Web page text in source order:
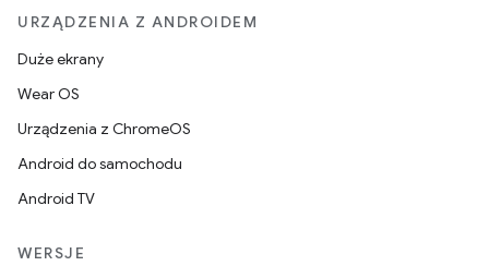
URZĄDZENIA Z ANDROIDEM
Duże ekrany
Wear OS
Urządzenia z ChromeOS
Android do samochodu
Android TV
WERSJE